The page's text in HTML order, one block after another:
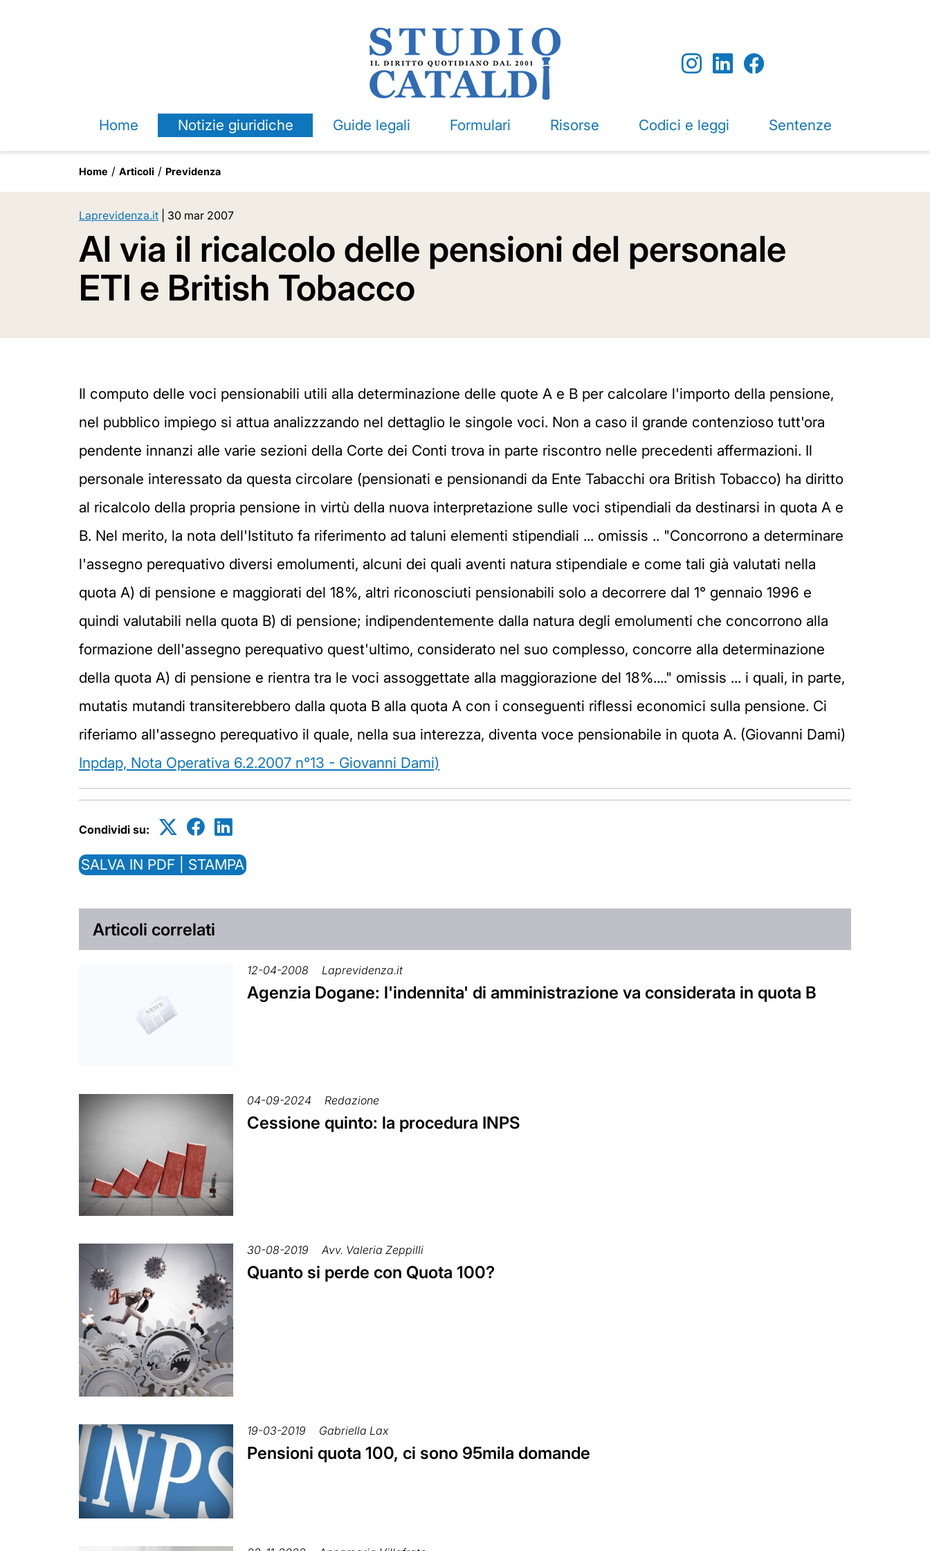
Home Notizie giuridiche Guide legali Formulari Risorse Codici e leggi Sentenze
Home Articoli Previdenza
Laprevidenza.it 30 mar 2007
Al via il ricalcolo delle pensioni del personale
ETI e British Tobacco
Il computo delle voci pensionabili utili alla determinazione delle quote A e B per calcolare l'importo della pensione,
nel pubblico impiego si attua analizzzando nel dettaglio le singole voci. Non a caso il grande contenzioso tutt'ora
pendente innanzi alle varie sezioni della Corte dei Conti trova in parte riscontro nelle precedenti affermazioni. Il
personale interessato da questa circolare (pensionati e pensionandi da Ente Tabacchi ora British Tobacco) ha diritto
al ricalcolo della propria pensione in virtù della nuova interpretazione sulle voci stipendiali da destinarsi in quota A e
B. Nel merito, la nota dell'Istituto fa riferimento ad taluni elementi stipendiali ... omissis .. "Concorrono a determinare
l'assegno perequativo diversi emolumenti, alcuni dei quali aventi natura stipendiale e come tali già valutati nella
quota A) di pensione e maggiorati del 18%, altri riconosciuti pensionabili solo a decorrere dal 1° gennaio 1996 e
quindi valutabili nella quota B) di pensione; indipendentemente dalla natura degli emolumenti che concorrono alla
formazione dell'assegno perequativo quest'ultimo, considerato nel suo complesso, concorre alla determinazione
della quota A) di pensione e rientra tra le voci assoggettate alla maggiorazione del 18%...." omissis ... i quali, in parte,
mutatis mutandi transiterebbero dalla quota B alla quota A con i conseguenti riflessi economici sulla pensione. Ci
riferiamo all'assegno perequativo il quale, nella sua interezza, diventa voce pensionabile in quota A. (Giovanni Dami)
Inpdap, Nota Operativa 6.2.2007 n°13 - Giovanni Dami)
Condividi su:
SALVA IN PDF | STAMPA
Articoli correlati
12-04-2008 Laprevidenza.it
Agenzia Dogane: l'indennita' di amministrazione va considerata in quota B
04-09-2024 Redazione
Cessione quinto: la procedura INPS
30-08-2019 Avv. Valeria Zeppilli
Quanto si perde con Quota 100?
19-03-2019 Gabriella Lax
Pensioni quota 100, ci sono 95mila domande